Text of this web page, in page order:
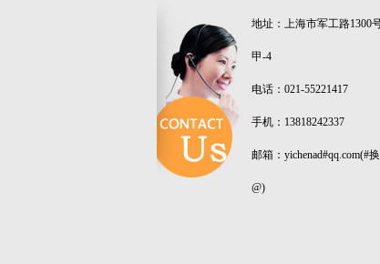
地址：上海市军工路1300
甲-4
电话：021-55221417
手机：13818242337
邮箱：yichenad#qq.com(#换
@)